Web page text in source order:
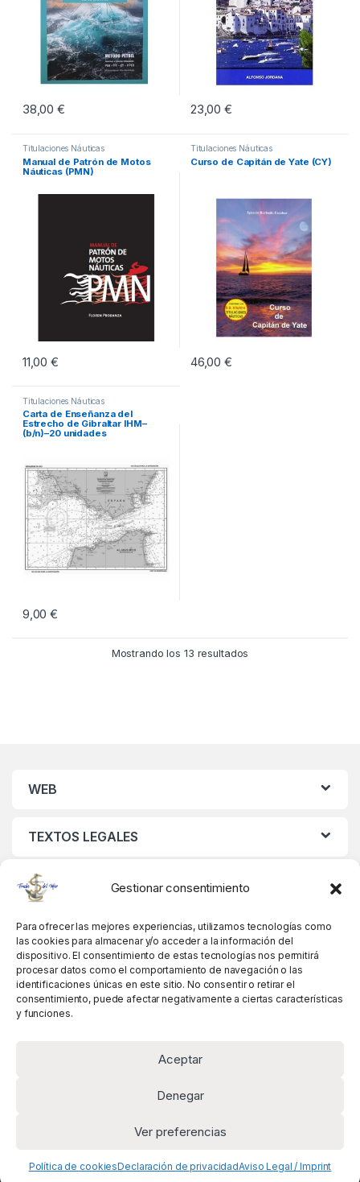
Gestionar consentimiento
Para ofrecer las mejores experiencias, utilizamos tecnologías como
las cookies para almacenar y/o acceder a la información del
dispositivo. El consentimiento de estas tecnologías nos permitirá
procesar datos como el comportamiento de navegación o las
identificaciones únicas en este sitio. No consentir o retirar el
consentimiento, puede afectar negativamente a ciertas características
y funciones.
Aceptar
Denegar
Ver preferencias
Política de cookiesDeclaración de privacidadAviso Legal / Imprint
38,00€ 23,00€
Titulaciones Náuticas
Manual de Patrón de Motos
Náuticas (PMN)
11,00€
Titulaciones Náuticas
Curso de Capitán de Yate (CY)
46,00€
Titulaciones Náuticas
Carta de Enseñanza del
Estrecho de Gibraltar IHM–
(b/n)–20 unidades
9,00€
Mostrando los 13 resultados
WEB
TEXTOS LEGALES
MIS DATOS
Alguna pregunta? Llámanos!
+34 981 845 358